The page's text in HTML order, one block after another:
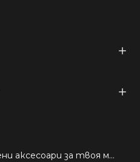
Търсиш качествени аксесоари за твоя модел? Как правилно да защитим новия си смартфон: Ръководство за аксесоари през 2026 г.